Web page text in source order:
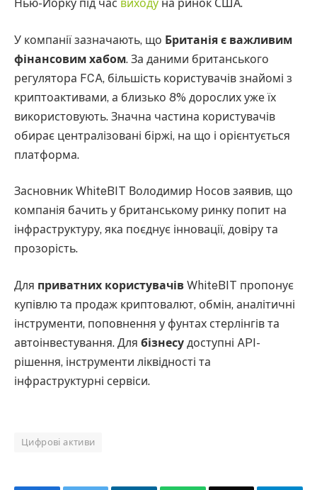
Нью-Йорку під час виходу на ринок США.
У компанії зазначають, що Британія є важливим
фінансовим хабом. За даними британського
регулятора FCA, більшість користувачів знайомі з
криптоактивами, а близько 8% дорослих уже їх
використовують. Значна частина користувачів
обирає централізовані біржі, на що і орієнтується
платформа.
Засновник WhiteBIT Володимир Носов заявив, що
компанія бачить у британському ринку попит на
інфраструктуру, яка поєднує інновації, довіру та
прозорість.
Для приватних користувачів WhiteBIT пропонує
купівлю та продаж криптовалют, обмін, аналітичні
інструменти, поповнення у фунтах стерлінгів та
автоінвестування. Для бізнесу доступні API-
рішення, інструменти ліквідності та
інфраструктурні сервіси.
Цифрові активи